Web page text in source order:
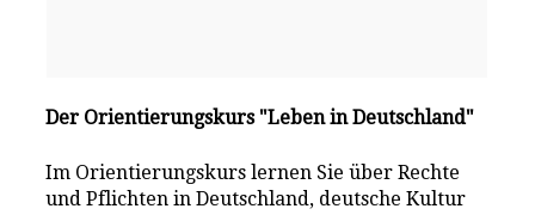
Der Orientierungskurs "Leben in Deutschland"
Im Orientierungskurs lernen Sie über Rechte
und Pflichten in Deutschland, deutsche Kultur